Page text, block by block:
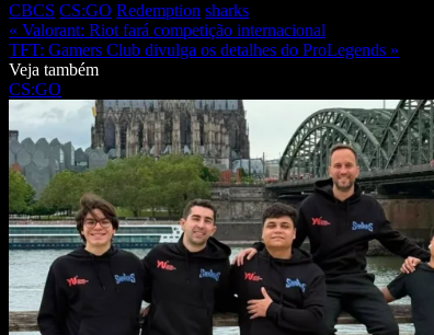
CBCS CS:GO Redemption sharks
« Valorant: Riot fará competição internacional
TFT: Gamers Club divulga os detalhes do ProLegends »
Veja também
CS:GO